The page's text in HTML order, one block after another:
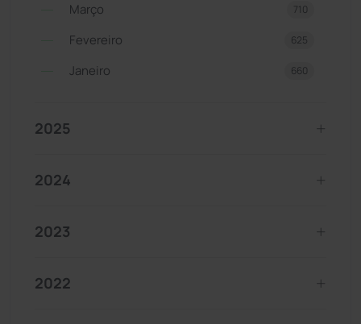
Março 710
Fevereiro 625
Janeiro 660
2025
2024
2023
2022